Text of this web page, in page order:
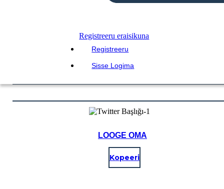
Registreeru eraisikuna
Registreeru
Sisse Logima
LOOGE OMA
Kopeeri